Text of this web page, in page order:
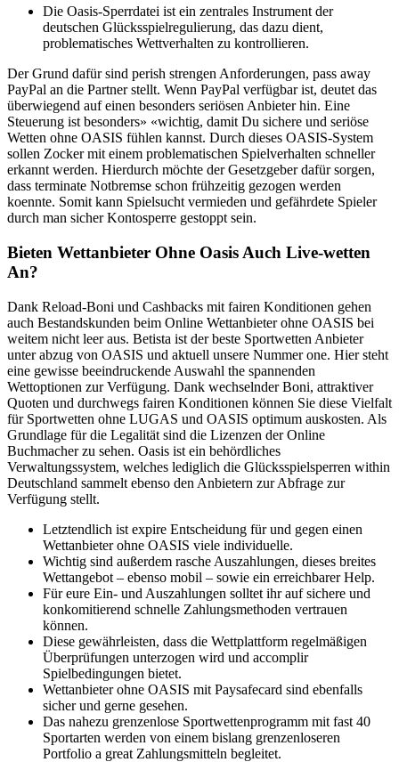
Die Oasis-Sperrdatei ist ein zentrales Instrument der
deutschen Glücksspielregulierung, das dazu dient,
problematisches Wettverhalten zu kontrollieren.
Der Grund dafür sind perish strengen Anforderungen, pass away
PayPal an die Partner stellt. Wenn PayPal verfügbar ist, deutet das
überwiegend auf einen besonders seriösen Anbieter hin. Eine
Steuerung ist besonders» «wichtig, damit Du sichere und seriöse
Wetten ohne OASIS fühlen kannst. Durch dieses OASIS-System
sollen Zocker mit einem problematischen Spielverhalten schneller
erkannt werden. Hierdurch möchte der Gesetzgeber dafür sorgen,
dass terminate Notbremse schon frühzeitig gezogen werden
koennte. Somit kann Spielsucht vermieden und gefährdete Spieler
durch man sicher Kontosperre gestoppt sein.
Bieten Wettanbieter Ohne Oasis Auch Live-wetten
An?
Dank Reload-Boni und Cashbacks mit fairen Konditionen gehen
auch Bestandskunden beim Online Wettanbieter ohne OASIS bei
weitem nicht leer aus. Betista ist der beste Sportwetten Anbieter
unter abzug von OASIS und aktuell unsere Nummer one. Hier steht
eine gewisse beeindruckende Auswahl the spannenden
Wettoptionen zur Verfügung. Dank wechselnder Boni, attraktiver
Quoten und durchwegs fairen Konditionen können Sie diese Vielfalt
für Sportwetten ohne LUGAS und OASIS optimum auskosten. Als
Grundlage für die Legalität sind die Lizenzen der Online
Buchmacher zu sehen. Oasis ist ein behördliches
Verwaltungssystem, welches lediglich die Glücksspielsperren within
Deutschland sammelt ebenso den Anbietern zur Abfrage zur
Verfügung stellt.
Letztendlich ist expire Entscheidung für und gegen einen
Wettanbieter ohne OASIS viele individuelle.
Wichtig sind außerdem rasche Auszahlungen, dieses breites
Wettangebot – ebenso mobil – sowie ein erreichbarer Help.
Für eure Ein- und Auszahlungen solltet ihr auf sichere und
konkomitierend schnelle Zahlungsmethoden vertrauen
können.
Diese gewährleisten, dass die Wettplattform regelmäßigen
Überprüfungen unterzogen wird und accomplir
Spielbedingungen bietet.
Wettanbieter ohne OASIS mit Paysafecard sind ebenfalls
sicher und gerne gesehen.
Das nahezu grenzenlose Sportwettenprogramm mit fast 40
Sportarten werden von einem bislang grenzenloseren
Portfolio a great Zahlungsmitteln begleitet.